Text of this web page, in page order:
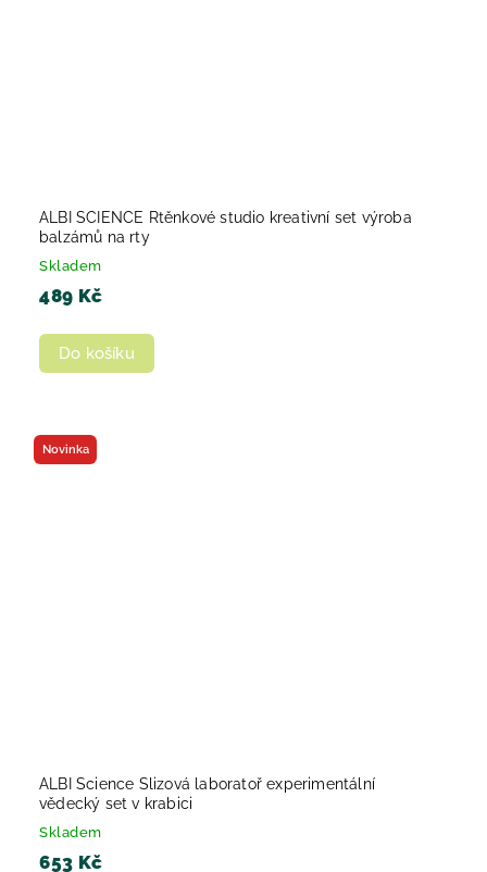
ALBI SCIENCE Rtěnkové studio kreativní set výroba
balzámů na rty
Skladem
489 Kč
Do košíku
Novinka
ALBI Science Slizová laboratoř experimentální
vědecký set v krabici
Skladem
653 Kč